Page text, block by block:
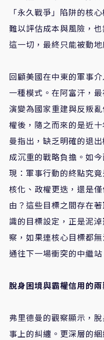
「永久戰爭」陷阱的核
難以評估成本與風險，
這一切，最終只能被動
回顧美國在中東的軍事
一種模式。在阿富汗，
演變為國家重建與反叛
權後，隨之而來的是近
曼指出，缺乏明確的退
成沉重的戰略負擔。如
現：軍事行動的終點究
核化、政權更迭，還是
由？這些目標之間存在
識的目標設定，正是泥
察，如果連核心目標都
通往下一場衝突的中繼站
脫身困境與霸權信用的
弗里德曼的觀察顯示，
事上的糾纏。更深層的